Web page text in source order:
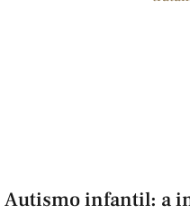
Autismo infantil: a